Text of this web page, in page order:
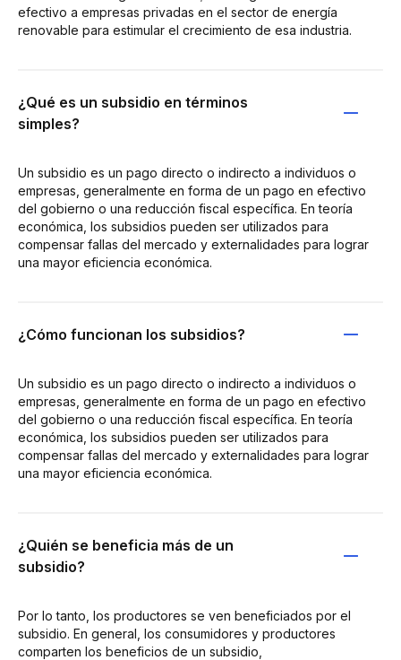
efectivo a empresas privadas en el sector de energía
renovable para estimular el crecimiento de esa industria.
¿Qué es un subsidio en términos
simples?
Un subsidio es un pago directo o indirecto a individuos o
empresas, generalmente en forma de un pago en efectivo
del gobierno o una reducción fiscal específica. En teoría
económica, los subsidios pueden ser utilizados para
compensar fallas del mercado y externalidades para lograr
una mayor eficiencia económica.
¿Cómo funcionan los subsidios?
Un subsidio es un pago directo o indirecto a individuos o
empresas, generalmente en forma de un pago en efectivo
del gobierno o una reducción fiscal específica. En teoría
económica, los subsidios pueden ser utilizados para
compensar fallas del mercado y externalidades para lograr
una mayor eficiencia económica.
¿Quién se beneficia más de un
subsidio?
Por lo tanto, los productores se ven beneficiados por el
subsidio. En general, los consumidores y productores
comparten los beneficios de un subsidio,